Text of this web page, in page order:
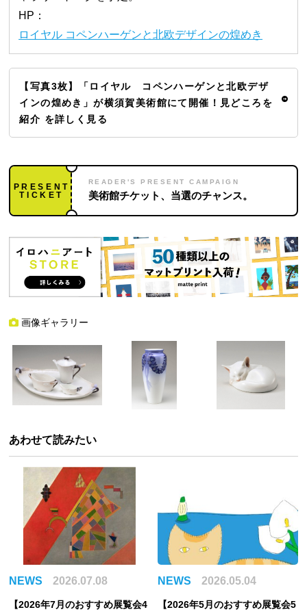
HP：
ロイヤル コペンハーゲンと北欧デザインの煌めき
【写真3枚】「ロイヤル コペンハーゲンと北欧デザ
インの煌めき」が横須賀美術館にて開催！見どころを
紹介 を詳しく見る
PRESENT
TICKET
READER'S PRESENT CAMPAIGN
美術館チケット、当選のチャンス。
画像ギャラリー
あわせて読みたい
NEWS 2026.07.08
【2026年7月のおすすめ展覧会4
NEWS 2026.05.04
【2026年5月のおすすめ展覧会5